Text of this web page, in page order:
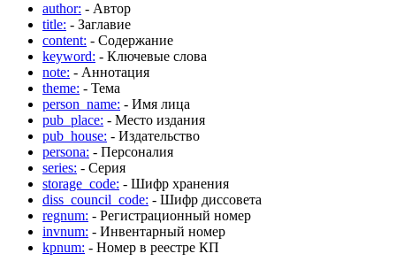
author: - Автор
title: - Заглавие
content: - Содержание
keyword: - Ключевые слова
note: - Аннотация
theme: - Тема
person_name: - Имя лица
pub_place: - Место издания
pub_house: - Издательство
persona: - Персоналия
series: - Серия
storage_code: - Шифр хранения
diss_council_code: - Шифр диссовета
regnum: - Регистрационный номер
invnum: - Инвентарный номер
kpnum: - Номер в реестре КП